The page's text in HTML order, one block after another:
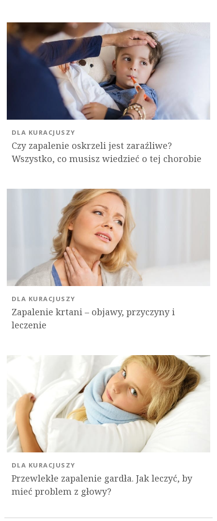
Czy zapalenie oskrzeli jest zaraźliwe?
Wszystko, co musisz wiedzieć o tej chorobie
DLA KURACJUSZY
Zapalenie krtani – objawy, przyczyny i
leczenie
DLA KURACJUSZY
Przewlekłe zapalenie gardła. Jak leczyć, by
mieć problem z głowy?
DLA KURACJUSZY